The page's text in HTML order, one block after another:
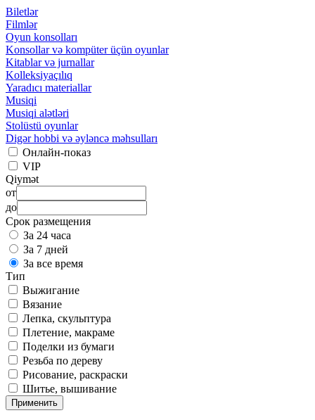
Biletlər
Filmlər
Oyun konsolları
Konsollar və kompüter üçün oyunlar
Kitablar və jurnallar
Kolleksiyaçılıq
Yaradıcı materiallar
Musiqi
Musiqi alətləri
Stolüstü oyunlar
Digər hobbi və əyləncə məhsulları
Онлайн-показ
VIP
Qiymət
от
до
Срок размещения
За 24 часа
За 7 дней
За все время
Тип
Выжигание
Вязание
Лепка, скульптура
Плетение, макраме
Поделки из бумаги
Резьба по дереву
Рисование, раскраски
Шитье, вышивание
Применить